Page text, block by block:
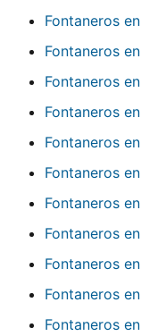
Fontaneros en
Fontaneros en
Fontaneros en
Fontaneros en
Fontaneros en
Fontaneros en
Fontaneros en
Fontaneros en
Fontaneros en
Fontaneros en
Fontaneros en